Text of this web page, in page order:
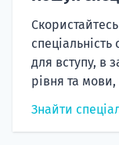
спеціальність
для вступу, в
рівня та
Знайти